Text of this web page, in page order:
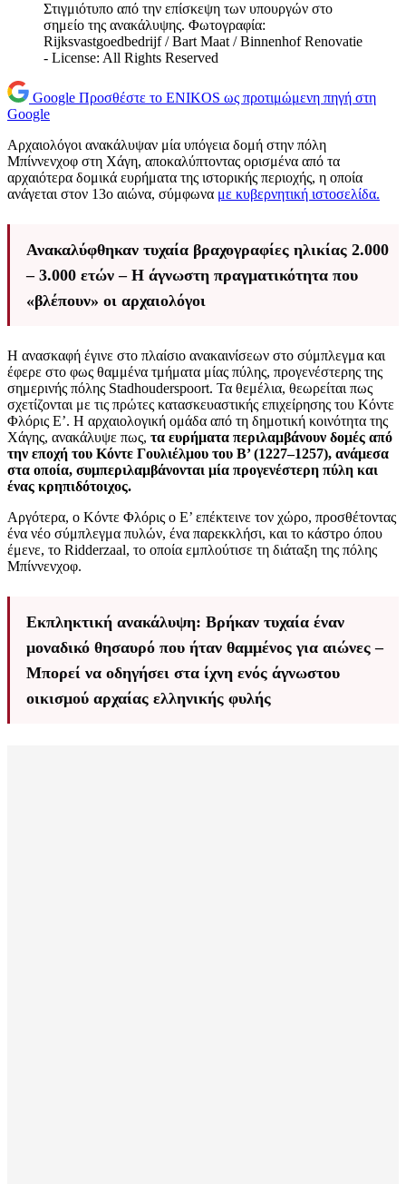
Στιγμιότυπο από την επίσκεψη των υπουργών στο
σημείο της ανακάλυψης. Φωτογραφία:
Rijksvastgoedbedrijf / Bart Maat / Binnenhof Renovatie
- License: All Rights Reserved
Google Προσθέστε το ENIKOS ως προτιμώμενη πηγή στη
Google
Αρχαιολόγοι ανακάλυψαν μία υπόγεια δομή στην πόλη
Μπίννενχοφ στη Χάγη, αποκαλύπτοντας ορισμένα από τα
αρχαιότερα δομικά ευρήματα της ιστορικής περιοχής, η οποία
ανάγεται στον 13ο αιώνα, σύμφωνα με κυβερνητική ιστοσελίδα.
Ανακαλύφθηκαν τυχαία βραχογραφίες ηλικίας 2.000
– 3.000 ετών – Η άγνωστη πραγματικότητα που
«βλέπουν» οι αρχαιολόγοι
Η ανασκαφή έγινε στο πλαίσιο ανακαινίσεων στο σύμπλεγμα και
έφερε στο φως θαμμένα τμήματα μίας πύλης, προγενέστερης της
σημερινής πόλης Stadhouderspoort. Τα θεμέλια, θεωρείται πως
σχετίζονται με τις πρώτες κατασκευαστικής επιχείρησης του Κόντε
Φλόρις Ε’. Η αρχαιολογική ομάδα από τη δημοτική κοινότητα της
Χάγης, ανακάλυψε πως, τα ευρήματα περιλαμβάνουν δομές από
την εποχή του Κόντε Γουλιέλμου του Β’ (1227–1257), ανάμεσα
στα οποία, συμπεριλαμβάνονται μία προγενέστερη πύλη και
ένας κρηπιδότοιχος.
Αργότερα, ο Κόντε Φλόρις ο Ε’ επέκτεινε τον χώρο, προσθέτοντας
ένα νέο σύμπλεγμα πυλών, ένα παρεκκλήσι, και το κάστρο όπου
έμενε, το Ridderzaal, το οποία εμπλούτισε τη διάταξη της πόλης
Μπίννενχοφ.
Εκπληκτική ανακάλυψη: Βρήκαν τυχαία έναν
μοναδικό θησαυρό που ήταν θαμμένος για αιώνες –
Μπορεί να οδηγήσει στα ίχνη ενός άγνωστου
οικισμού αρχαίας ελληνικής φυλής